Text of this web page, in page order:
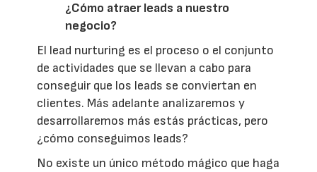
¿Cómo atraer leads a nuestro
negocio?
El lead nurturing es el proceso o el conjunto
de actividades que se llevan a cabo para
conseguir que los leads se conviertan en
clientes. Más adelante analizaremos y
desarrollaremos más estás prácticas, pero
¿cómo conseguimos leads?
No existe un único método mágico que haga